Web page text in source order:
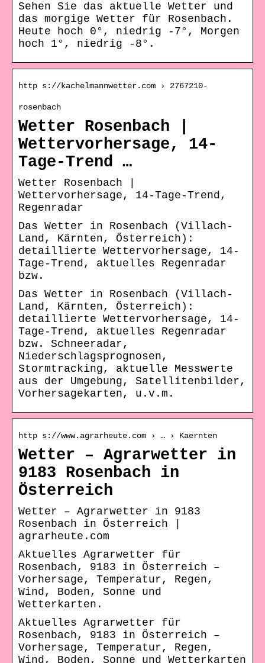
Sehen Sie das aktuelle Wetter und
das morgige Wetter für Rosenbach.
Heute hoch 0°, niedrig -7°, Morgen
hoch 1°, niedrig -8°.
http s://kachelmannwetter.com › 2767210-
rosenbach
Wetter Rosenbach |
Wettervorhersage, 14-
Tage-Trend …
Wetter Rosenbach |
Wettervorhersage, 14-Tage-Trend,
Regenradar
Das Wetter in Rosenbach (Villach-
Land, Kärnten, Österreich):
detaillierte Wettervorhersage, 14-
Tage-Trend, aktuelles Regenradar
bzw.
Das Wetter in Rosenbach (Villach-
Land, Kärnten, Österreich):
detaillierte Wettervorhersage, 14-
Tage-Trend, aktuelles Regenradar
bzw. Schneeradar,
Niederschlagsprognosen,
Stormtracking, aktuelle Messwerte
aus der Umgebung, Satellitenbilder,
Vorhersagekarten, u.v.m.
http s://www.agrarheute.com › … › Kaernten
Wetter – Agrarwetter in
9183 Rosenbach in
Österreich
Wetter – Agrarwetter in 9183
Rosenbach in Österreich |
agrarheute.com
Aktuelles Agrarwetter für
Rosenbach, 9183 in Österreich –
Vorhersage, Temperatur, Regen,
Wind, Boden, Sonne und
Wetterkarten.
Aktuelles Agrarwetter für
Rosenbach, 9183 in Österreich –
Vorhersage, Temperatur, Regen,
Wind, Boden, Sonne und Wetterkarten